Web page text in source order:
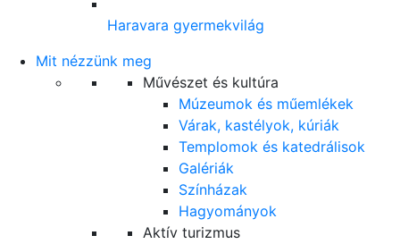
Haravara gyermekvilág
Mit nézzünk meg
Művészet és kultúra
Múzeumok és műemlékek
Várak, kastélyok, kúriák
Templomok és katedrálisok
Galériák
Színházak
Hagyományok
Aktív turizmus